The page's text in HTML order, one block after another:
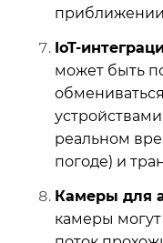
приближении
IoT-
может быть
реальном
погоде) и
Камеры для
камеры